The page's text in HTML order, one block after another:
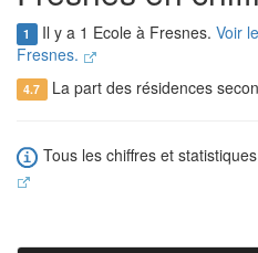
1 Il y a 1 Ecole à Fresnes. Voir
Fresnes.
4.7 La part des résidences
Tous les chiffres et